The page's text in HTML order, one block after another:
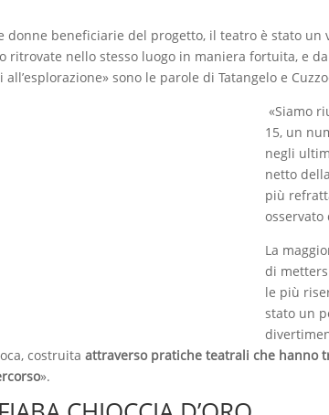
donne beneficiarie del progetto, il teatro è stato
ritrovate nello stesso luogo in maniera fortuita, e
all’esplorazione» sono le parole di Tatangelo e
«Siamo
15, un
negli
netto
più
La
di
le più
stato un
costruitaattraverso pratiche teatrali che hanno
».